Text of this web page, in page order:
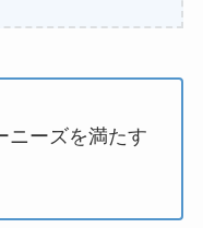
ニーズを満たす